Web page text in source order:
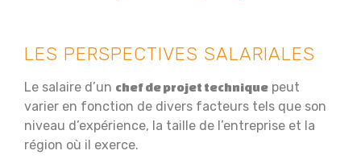
LES PERSPECTIVES SALARIALES
Le salaire d’un chef de projet technique peut
varier en fonction de divers facteurs tels que son
niveau d’expérience, la taille de l’entreprise et la
région où il exerce.